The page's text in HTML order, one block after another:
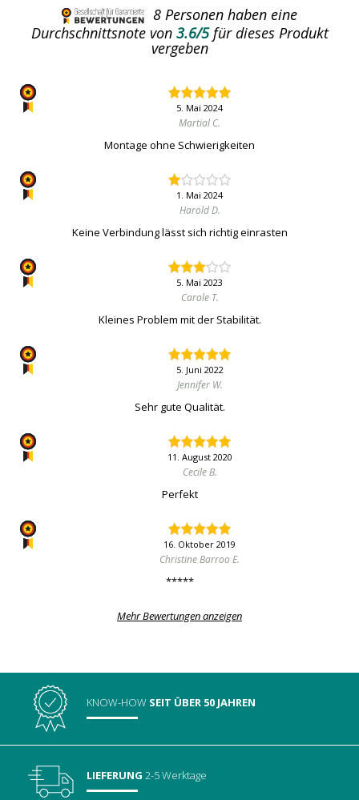
8 Personen haben eine
Durchschnittsnote von3.6/5für dieses Produkt
vergeben
5. Mai 2024
Martial C.
Montage ohne Schwierigkeiten
1. Mai 2024
Harold D.
Keine Verbindung lässt sich richtig einrasten
5. Mai 2023
Carole T.
Kleines Problem mit der Stabilität.
5. Juni 2022
Jennifer W.
Sehr gute Qualität.
11. August 2020
Cecile B.
Perfekt
16. Oktober 2019
Christine Barroo E.
*****
Mehr Bewertungen anzeigen
KNOW-HOW SEIT ÜBER 50 JAHREN
LIEFERUNG 2-5 Werktage